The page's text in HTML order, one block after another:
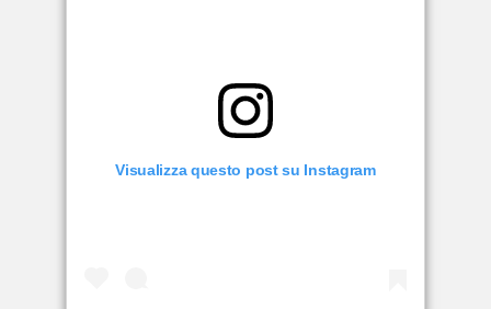
Visualizza questo post su Instagram